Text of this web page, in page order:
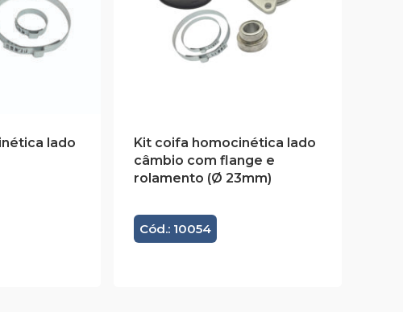
lado
Kit coifa homocinética lado
câmbio com flange e
rolamento (Ø 23mm)
Cód.: 10054